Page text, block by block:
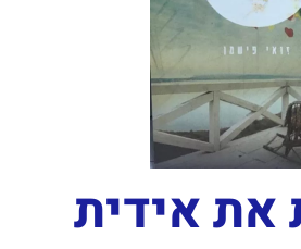
אידית